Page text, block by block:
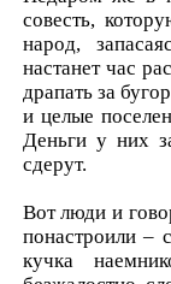
совесть,
народ,
настанет час
драпать за
и целые
Деньги у них
сдерут.
Вот люди и
понастроили –
кучка